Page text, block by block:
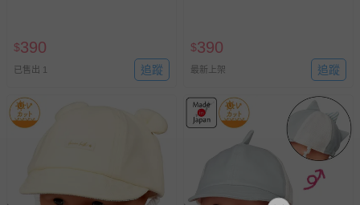
$390
已售出 1 追蹤
$390
最新上架 追蹤